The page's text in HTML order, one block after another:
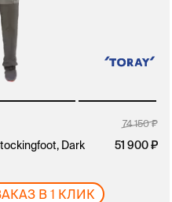
74 150
Dark
51 900
В 1 КЛИК